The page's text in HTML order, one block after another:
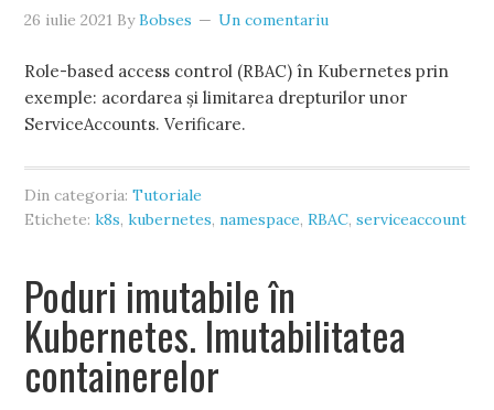
26 iulie 2021 ByBobses Un comentariu
Role-based access control (RBAC) în Kubernetes prin
exemple: acordarea și limitarea drepturilor unor
ServiceAccounts. Verificare.
Din categoria:Tutoriale
Etichete:k8s,kubernetes,namespace,RBAC,serviceaccount
Poduri imutabile în
Kubernetes. Imutabilitatea
containerelor